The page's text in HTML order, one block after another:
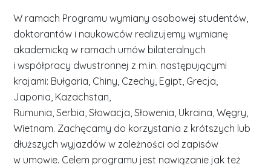
W ramach Programu wymiany osobowej studentów,
doktorantów i naukowców realizujemy wymianę
akademicką w ramach umów bilateralnych
i współpracy dwustronnej z m.in. następującymi
krajami: Bułgaria, Chiny, Czechy, Egipt, Grecja,
Japonia, Kazachstan,
Rumunia, Serbia, Słowacja, Słowenia, Ukraina, Węgry,
Wietnam. Zachęcamy do korzystania z krótszych lub
dłuższych wyjazdów w zależności od zapisów
w umowie. Celem programu jest nawiązanie jak też